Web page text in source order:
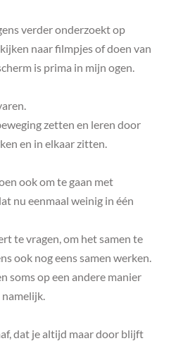
verder onderzoekt op
naar filmpjes of doen van
is prima in mijn ogen.
zetten en leren door
en in elkaar zitten.
ook om te gaan met
nu eenmaal weinig in één
te vragen, om het samen te
ook nog eens samen werken.
soms op een andere manier
namelijk.
dat je altijd maar door blijft